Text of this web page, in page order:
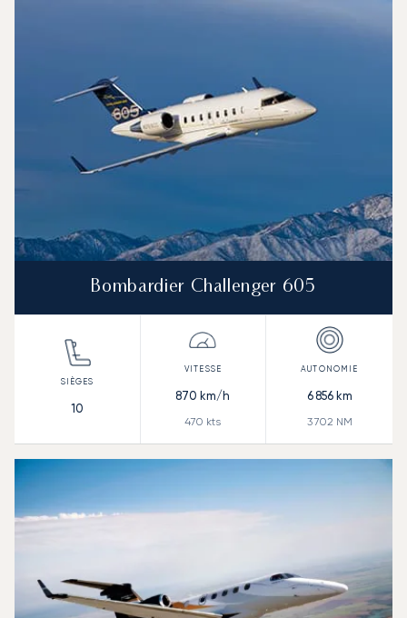
Bombardier Challenger 605
10
870 km/h
470 kts
6 856km
3 702 NM